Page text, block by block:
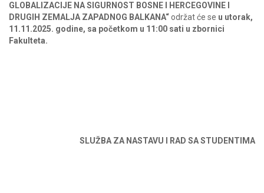
GLOBALIZACIJE NA SIGURNOST BOSNE I HERCEGOVINE I
DRUGIH ZEMALJA ZAPADNOG BALKANA“održat će se u utorak,
11.11.2025. godine, sa početkom u 11:00 sati u zbornici
Fakulteta.
SLUŽBA ZA NASTAVU I RAD SA STUDENTIMA